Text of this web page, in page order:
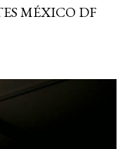
MÉXICO DF